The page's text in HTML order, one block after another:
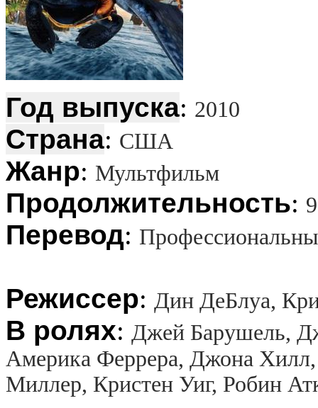
Год выпуска: 2010
Страна: США
Жанр: Мультфильм
Продолжительность:
Перевод:
Режиссер: Дин ДеБлуа,
В ролях: Джей Барушель,
Америка Феррера, Джона
Миллер, Кристен Уиг, Робин